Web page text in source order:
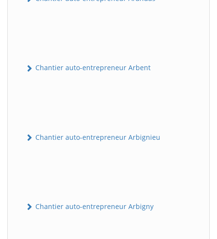
Chantier auto-entrepreneur Arbent
Chantier auto-entrepreneur Arbignieu
Chantier auto-entrepreneur Arbigny